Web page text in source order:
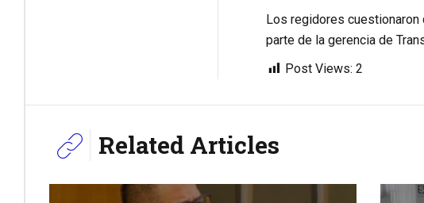
Los regidores
parte de la gerencia de
Post Views: 2
Related Articles